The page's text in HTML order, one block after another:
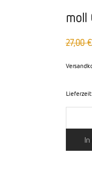
moll
27,00€
war:
ist:
Lieferzeit: